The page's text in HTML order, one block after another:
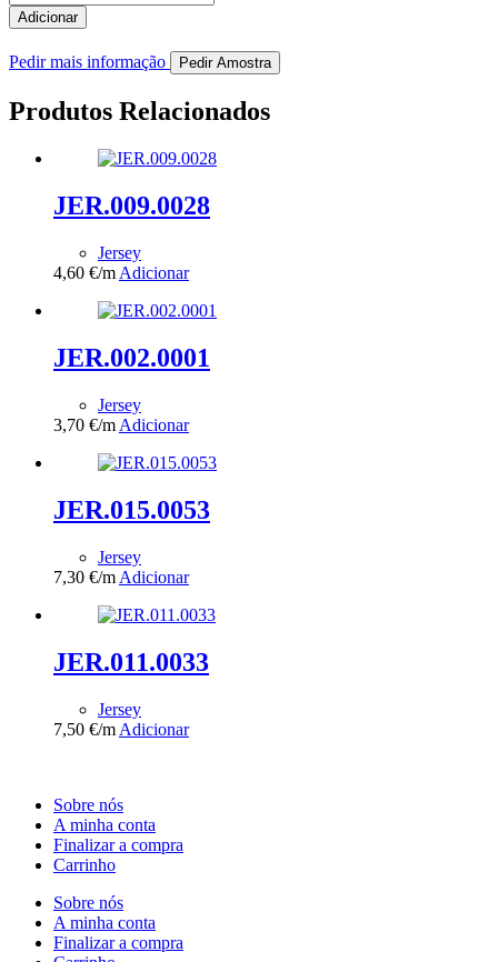
de
JER.008.0025
Adicionar
Pedir mais informação Pedir Amostra
Produtos Relacionados
JER.009.0028
Jersey
4,60 €/m Adicionar
JER.002.0001
Jersey
3,70 €/m Adicionar
JER.015.0053
Jersey
7,30 €/m Adicionar
JER.011.0033
Jersey
7,50 €/m Adicionar
Sobre nós
A minha conta
Finalizar a compra
Carrinho
Sobre nós
A minha conta
Finalizar a compra